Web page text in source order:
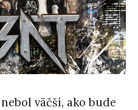
väčší, ako bude